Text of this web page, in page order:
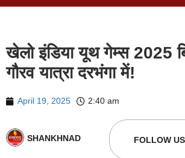
खेलो इंडिया यूथ गेम्स 2025
गौरव यात्रा दरभंगा में!
April 19, 2025 2:40 am
SHANKHNAD FOLLOW